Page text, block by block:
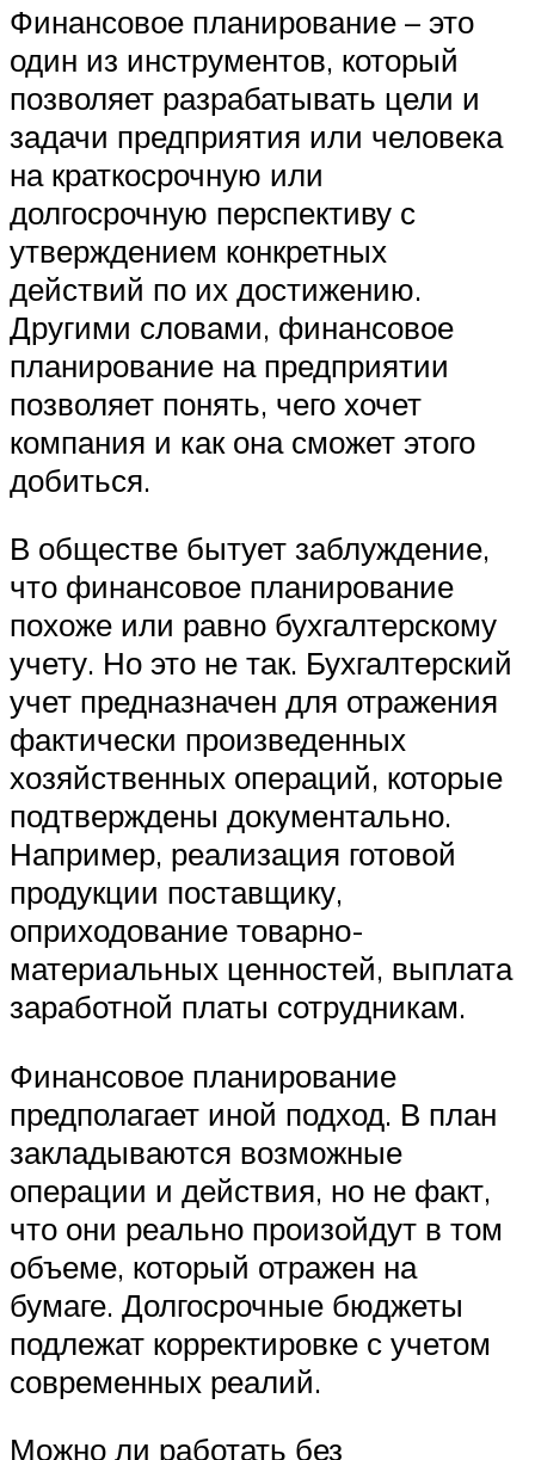
Финансовое планирование – это
один из инструментов, который
позволяет разрабатывать цели и
задачи предприятия или человека
на краткосрочную или
долгосрочную перспективу с
утверждением конкретных
действий по их достижению.
Другими словами, финансовое
планирование на предприятии
позволяет понять, чего хочет
компания и как она сможет этого
добиться.
В обществе бытует заблуждение,
что финансовое планирование
похоже или равно бухгалтерскому
учету. Но это не так. Бухгалтерский
учет предназначен для отражения
фактически произведенных
хозяйственных операций, которые
подтверждены документально.
Например, реализация готовой
продукции поставщику,
оприходование товарно-
материальных ценностей, выплата
заработной платы сотрудникам.
Финансовое планирование
предполагает иной подход. В план
закладываются возможные
операции и действия, но не факт,
что они реально произойдут в том
объеме, который отражен на
бумаге. Долгосрочные бюджеты
подлежат корректировке с учетом
современных реалий.
Можно ли работать без